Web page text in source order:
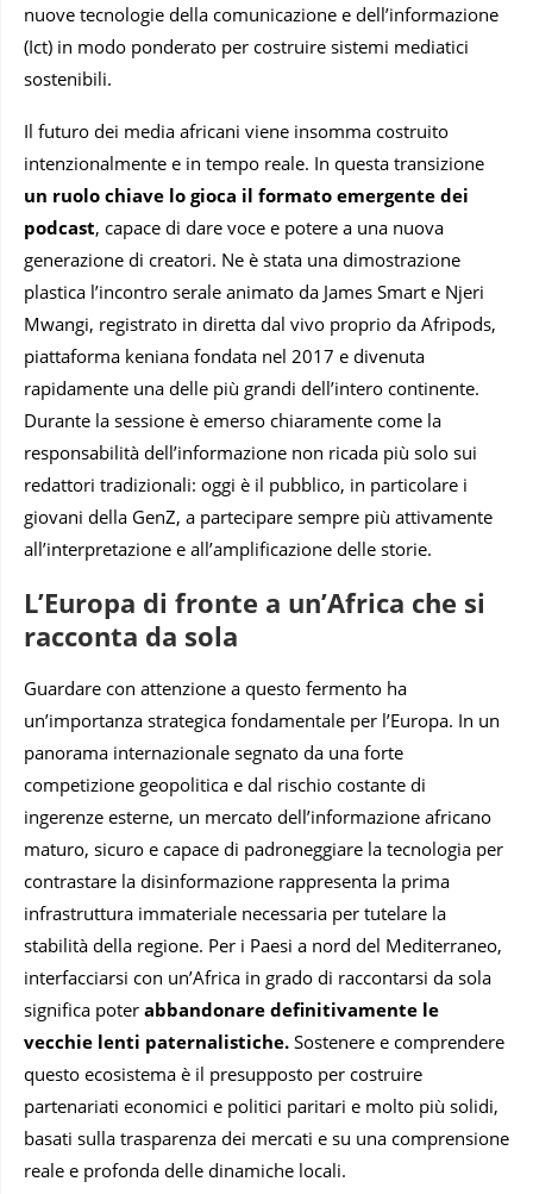
nuove tecnologie della comunicazione e dell’informazione
(Ict) in modo ponderato per costruire sistemi mediatici
sostenibili.
Il futuro dei media africani viene insomma costruito
intenzionalmente e in tempo reale. In questa transizione
un ruolo chiave lo gioca il formato emergente dei
podcast, capace di dare voce e potere a una nuova
generazione di creatori. Ne è stata una dimostrazione
plastica l’incontro serale animato da James Smart e Njeri
Mwangi, registrato in diretta dal vivo proprio da Afripods,
piattaforma keniana fondata nel 2017 e divenuta
rapidamente una delle più grandi dell’intero continente.
Durante la sessione è emerso chiaramente come la
responsabilità dell’informazione non ricada più solo sui
redattori tradizionali: oggi è il pubblico, in particolare i
giovani della GenZ, a partecipare sempre più attivamente
all’interpretazione e all’amplificazione delle storie.
L’Europa di fronte a un’Africa che si
racconta da sola
Guardare con attenzione a questo fermento ha
un’importanza strategica fondamentale per l’Europa. In un
panorama internazionale segnato da una forte
competizione geopolitica e dal rischio costante di
ingerenze esterne, un mercato dell’informazione africano
maturo, sicuro e capace di padroneggiare la tecnologia per
contrastare la disinformazione rappresenta la prima
infrastruttura immateriale necessaria per tutelare la
stabilità della regione. Per i Paesi a nord del Mediterraneo,
interfacciarsi con un’Africa in grado di raccontarsi da sola
significa poter abbandonare definitivamente le
vecchie lenti paternalistiche. Sostenere e comprendere
questo ecosistema è il presupposto per costruire
partenariati economici e politici paritari e molto più solidi,
basati sulla trasparenza dei mercati e su una comprensione
reale e profonda delle dinamiche locali.